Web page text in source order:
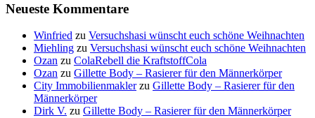
Neueste Kommentare
Winfried zu Versuchshasi wünscht euch schöne Weihnachten
Miehling zu Versuchshasi wünscht euch schöne Weihnachten
Ozan zu ColaRebell die KraftstoffCola
Ozan zu Gillette Body – Rasierer für den Männerkörper
City Immobilienmaklerzu Gillette Body – Rasierer für den
Männerkörper
Dirk V. zu Gillette Body – Rasierer für den Männerkörper